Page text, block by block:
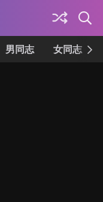
男同志 女同志